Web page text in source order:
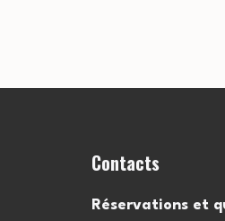
Contacts
Réservations et